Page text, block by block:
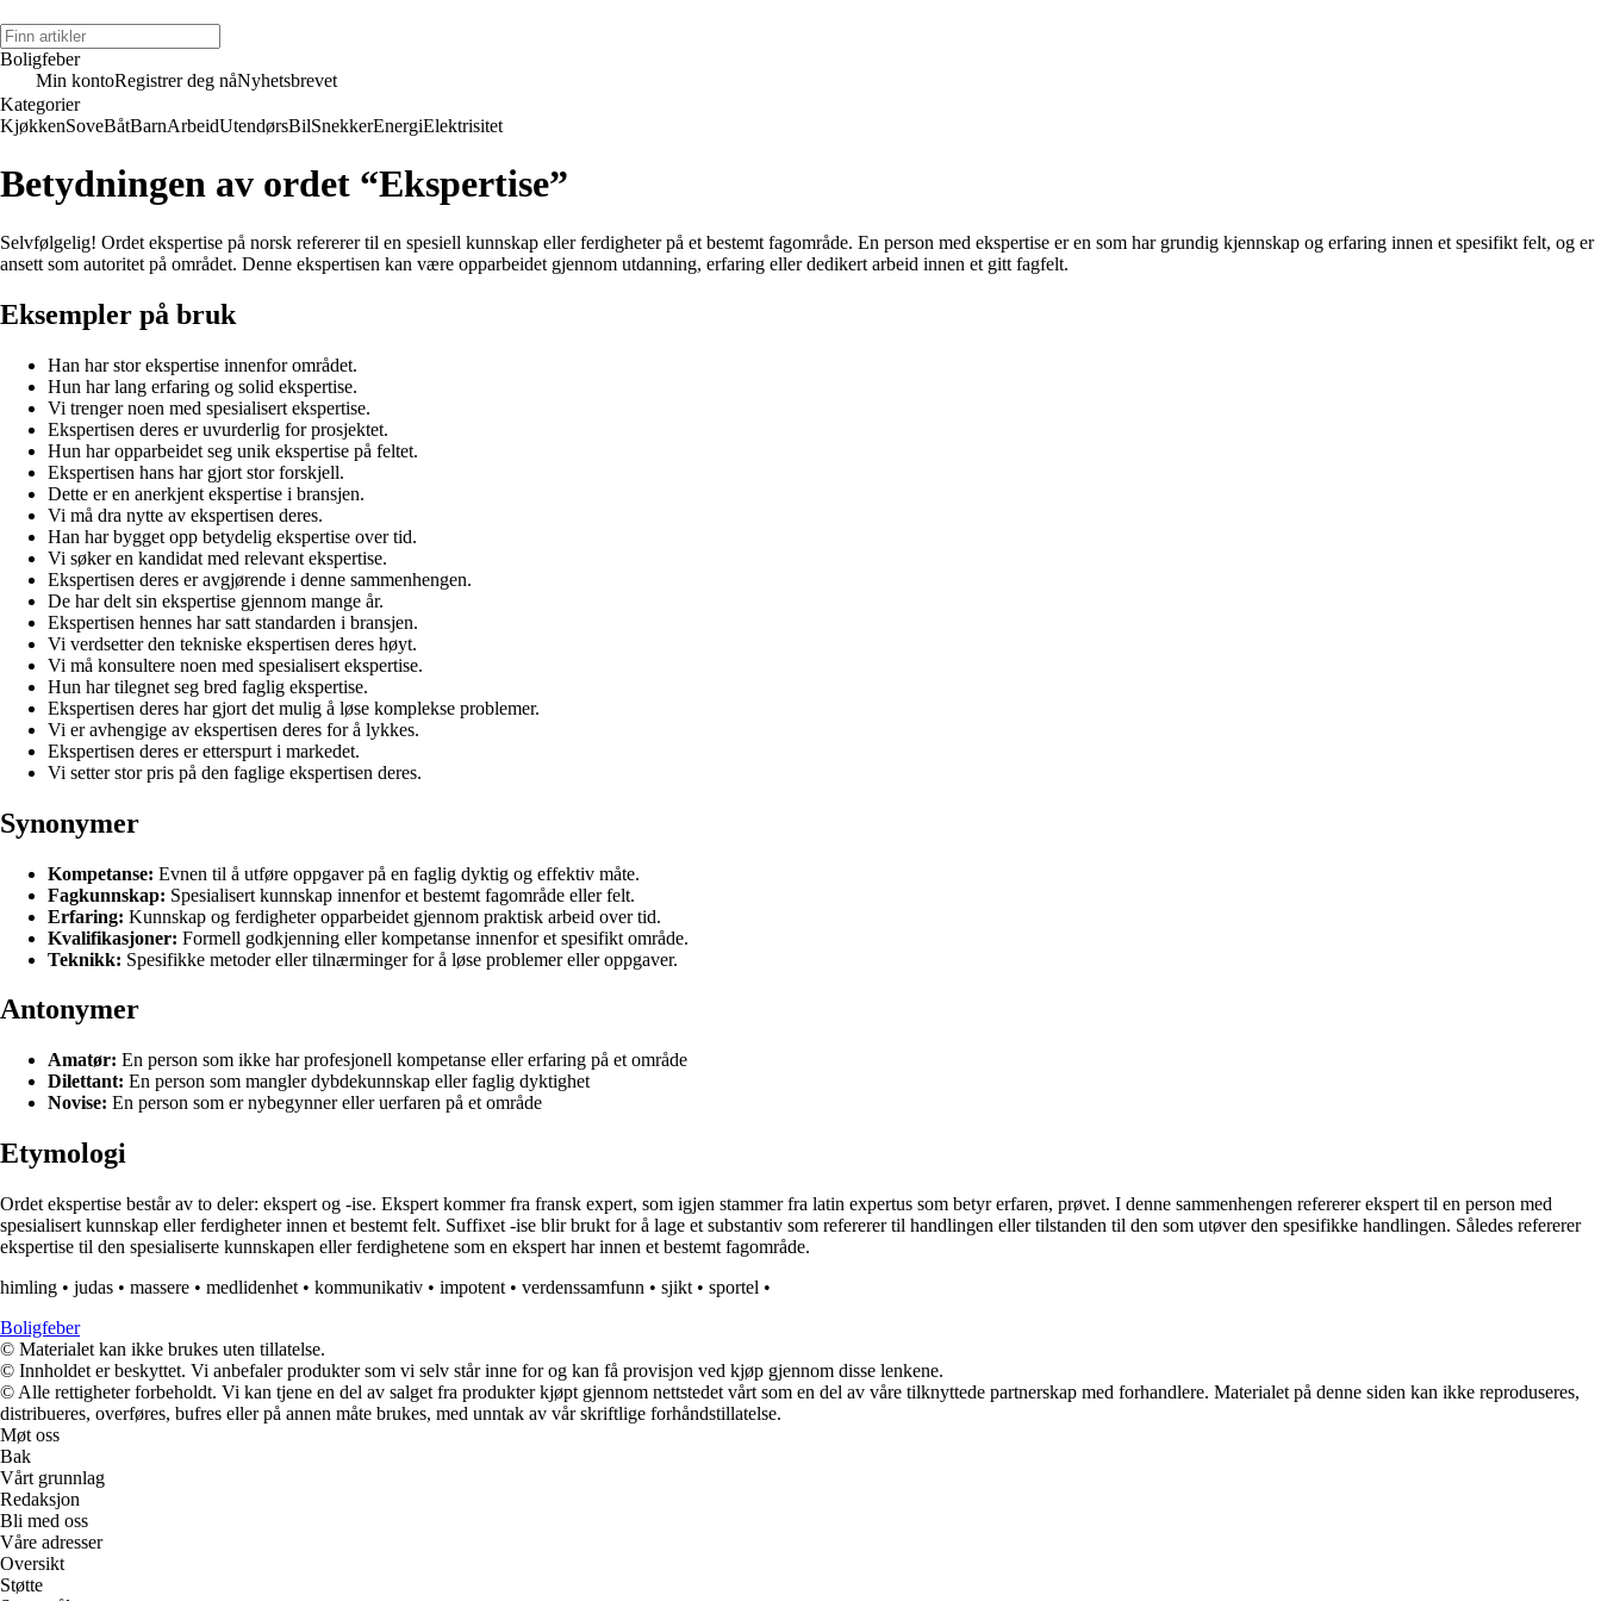
Boligfeber
Min kontoRegistrer deg nåNyhetsbrevet
Kategorier
KjøkkenSoveBåtBarnArbeidUtendørsBilSnekkerEnergiElektrisitet
Betydningen av ordet “Ekspertise”
Selvfølgelig! Ordet ekspertise på norsk refererer til en spesiell kunnskap eller ferdigheter på et bestemt fagområde. En person med ekspertise er en som har grundig kjennskap og erfaring innen et spesifikt felt, og er
ansett som autoritet på området. Denne ekspertisen kan være opparbeidet gjennom utdanning, erfaring eller dedikert arbeid innen et gitt fagfelt.
Eksempler på bruk
Han har stor ekspertise innenfor området.
Hun har lang erfaring og solid ekspertise.
Vi trenger noen med spesialisert ekspertise.
Ekspertisen deres er uvurderlig for prosjektet.
Hun har opparbeidet seg unik ekspertise på feltet.
Ekspertisen hans har gjort stor forskjell.
Dette er en anerkjent ekspertise i bransjen.
Vi må dra nytte av ekspertisen deres.
Han har bygget opp betydelig ekspertise over tid.
Vi søker en kandidat med relevant ekspertise.
Ekspertisen deres er avgjørende i denne sammenhengen.
De har delt sin ekspertise gjennom mange år.
Ekspertisen hennes har satt standarden i bransjen.
Vi verdsetter den tekniske ekspertisen deres høyt.
Vi må konsultere noen med spesialisert ekspertise.
Hun har tilegnet seg bred faglig ekspertise.
Ekspertisen deres har gjort det mulig å løse komplekse problemer.
Vi er avhengige av ekspertisen deres for å lykkes.
Ekspertisen deres er etterspurt i markedet.
Vi setter stor pris på den faglige ekspertisen deres.
Synonymer
Kompetanse: Evnen til å utføre oppgaver på en faglig dyktig og effektiv måte.
Fagkunnskap: Spesialisert kunnskap innenfor et bestemt fagområde eller felt.
Erfaring: Kunnskap og ferdigheter opparbeidet gjennom praktisk arbeid over tid.
Kvalifikasjoner: Formell godkjenning eller kompetanse innenfor et spesifikt område.
Teknikk: Spesifikke metoder eller tilnærminger for å løse problemer eller oppgaver.
Antonymer
Amatør: En person som ikke har profesjonell kompetanse eller erfaring på et område
Dilettant: En person som mangler dybdekunnskap eller faglig dyktighet
Novise: En person som er nybegynner eller uerfaren på et område
Etymologi
Ordet ekspertise består av to deler: ekspert og -ise. Ekspert kommer fra fransk expert, som igjen stammer fra latin expertus som betyr erfaren, prøvet. I denne sammenhengen refererer ekspert til en person med
spesialisert kunnskap eller ferdigheter innen et bestemt felt. Suffixet -ise blir brukt for å lage et substantiv som refererer til handlingen eller tilstanden til den som utøver den spesifikke handlingen. Således refererer
ekspertise til den spesialiserte kunnskapen eller ferdighetene som en ekspert har innen et bestemt fagområde.
himling • judas • massere • medlidenhet • kommunikativ • impotent • verdenssamfunn • sjikt • sportel •
Boligfeber
© Materialet kan ikke brukes uten tillatelse.
© Innholdet er beskyttet. Vi anbefaler produkter som vi selv står inne for og kan få provisjon ved kjøp gjennom disse lenkene.
© Alle rettigheter forbeholdt. Vi kan tjene en del av salget fra produkter kjøpt gjennom nettstedet vårt som en del av våre tilknyttede partnerskap med forhandlere. Materialet på denne siden kan ikke reproduseres,
distribueres, overføres, bufres eller på annen måte brukes, med unntak av vår skriftlige forhåndstillatelse.
Møt oss
Bak
Vårt grunnlag
Redaksjon
Bli med oss
Våre adresser
Oversikt
Støtte